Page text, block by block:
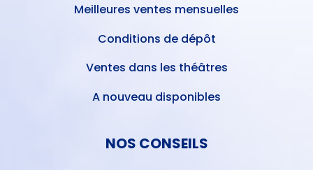
Meilleures ventes mensuelles
Conditions de dépôt
Ventes dans les théâtres
A nouveau disponibles
NOS CONSEILS